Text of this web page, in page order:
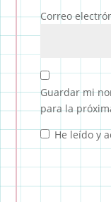
Correo
Guardar mi
para la
He leído y